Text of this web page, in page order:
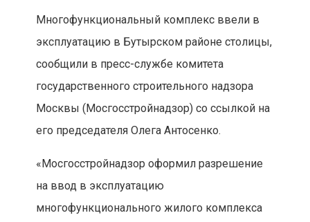
Многофункциональный комплекс ввели в
эксплуатацию в Бутырском районе столицы,
сообщили в пресс-службе комитета
государственного строительного надзора
Москвы (Мосгосстройнадзор) со ссылкой на
его председателя Олега Антосенко.
«Мосгосстройнадзор оформил разрешение
на ввод в эксплуатацию
многофункционального жилого комплекса